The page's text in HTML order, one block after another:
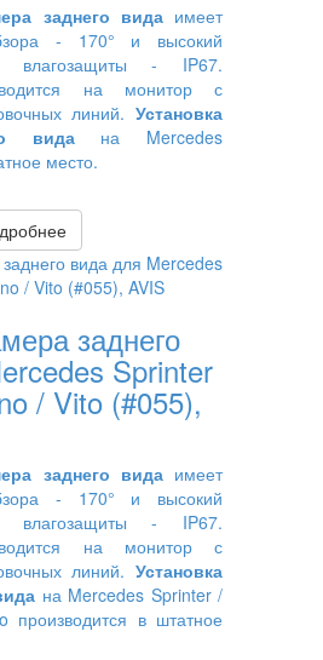
заднего видаимеет
- 170° и высокий
- IP67.
на монитор с
линий. Установка
видана Mercedes
место.
заднего
Sprinter
/ Vito (#055),
заднего видаимеет
- 170° и высокий
- IP67.
на монитор с
линий. Установка
на Mercedes Sprinter /
в штатное